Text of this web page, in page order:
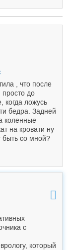
, что после
до
когда ложусь
бедра. Задней
коленные
на кровати ну
быть со мной?
с
который